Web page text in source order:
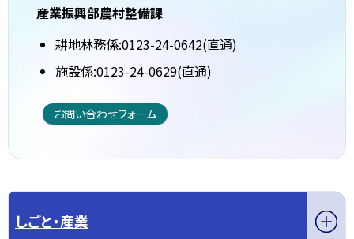
産業振興部農村整備課
耕地林務係:0123-24-0642(直通)
施設係:0123-24-0629(直通)
お問い合わせフォーム
しごと・産業